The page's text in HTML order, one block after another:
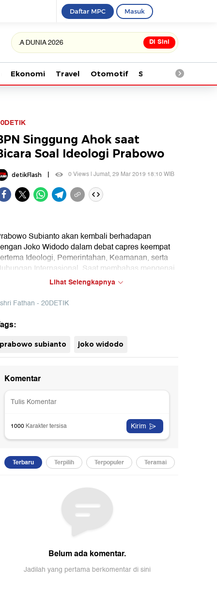
Daftar MPC Masuk
2026 Di Sini
Ekonomi Travel Otomotif Saintek
Singgung Ahok saat
Soal Ideologi Prabowo
detikFlash| 0 Views | Jumat, 29 Mar 2019 18:10 WIB
Subianto akan kembali berhadapan
Joko Widodo dalam debat capres keempat
Ideologi, Pemerintahan, Keamanan, serta
Internasional. Saat membahas mengenai
Ideologi Prabowo, BPN justru menyinggung sosok
Basuki Tjahaja Purnama atau Ahok. Apa
Lihat Selengkapnya
Fathan - 20DETIK
prabowo subianto joko widodo